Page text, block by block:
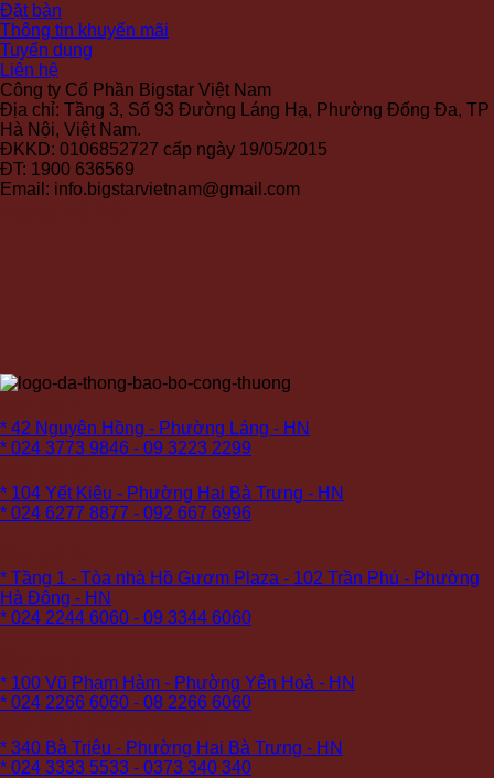
Đặt bàn
Thông tin khuyến mãi
Tuyển dụng
Liên hệ
Công ty Cổ Phần Bigstar Việt Nam
Địa chỉ: Tầng 3, Số 93 Đường Láng Hạ, Phường Đống Đa, TP
Hà Nội, Việt Nam.
ĐKKD: 0106852727 cấp ngày 19/05/2015
ĐT: 1900 636569
Email: info.bigstarvietnam@gmail.com
* 42 Nguyên Hồng - Phường Láng - HN
* 024 3773 9846 - 09 3223 2299
* 104 Yết Kiêu - Phường Hai Bà Trưng - HN
* 024 6277 8877 - 092 667 6996
* Tầng 1 - Tòa nhà Hồ Gươm Plaza - 102 Trần Phú - Phường
Hà Đông - HN
* 024 2244 6060 - 09 3344 6060
* 100 Vũ Phạm Hàm - Phường Yên Hoà - HN
* 024 2266 6060 - 08 2266 6060
* 340 Bà Triệu - Phường Hai Bà Trưng - HN
* 024 3333 5533 - 0373 340 340